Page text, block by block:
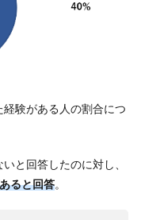
験がある人の割合につ
と回答したのに対し、
ると回答。